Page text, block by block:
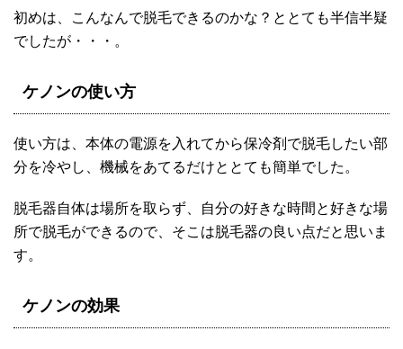
初めは、こんなんで脱毛できるのかな？ととても半信半疑
でしたが・・・。
ケノンの使い方
使い方は、本体の電源を入れてから保冷剤で脱毛したい部
分を冷やし、機械をあてるだけととても簡単でした。
脱毛器自体は場所を取らず、自分の好きな時間と好きな場
所で脱毛ができるので、そこは脱毛器の良い点だと思いま
す。
ケノンの効果